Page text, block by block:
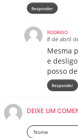
Responder
RODRIGO
8 de abril
Mesma
e
posso
Responder
DEIXE UM
Nome